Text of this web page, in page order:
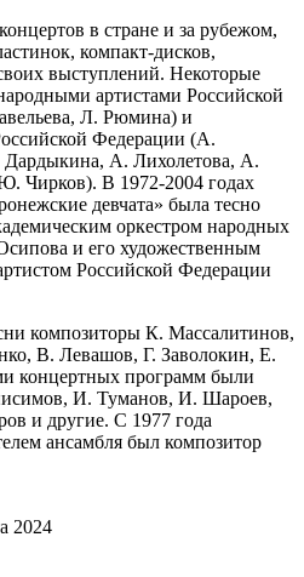
в стране и за рубежом,
компакт-дисков,
выступлений. Некоторые
артистами Российской
Л. Рюмина) и
Федерации (А.
А. Лихолетова, А.
Чирков). В 1972-2004 годах
девчата» была тесно
оркестром народных
и его художественным
Российской Федерации
композиторы К. Массалитинов,
В. Левашов, Г. Заволокин, Е.
концертных программ были
И. Туманов, И. Шароев,
и другие. С 1977 года
ансамбля был композитор
2024